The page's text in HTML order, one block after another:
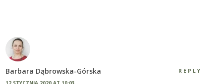
Barbara Dąbrowska-Górska REPLY